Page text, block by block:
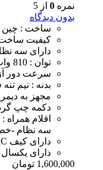
نمره 0 از 5
بدون دیدگاه
ساخت : چین
کیفیت
دارای سه نظام
توان : 810 وات
سرعت دور آزاد : 0 تا 2800 روز
بدنه : نیم
مجهز به
دکمه چپ
اقلام
سه نظام -
دارای کیف BMC
دارای
1,600,000 تومان